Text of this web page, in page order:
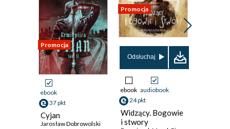
Promocja
ebook
37 pkt
Cyjan
Jarosław Dobrowolski
Promocja
Odsłuchaj
ebook audiobook
24 pkt
Widzący. Bogowie
i stwory